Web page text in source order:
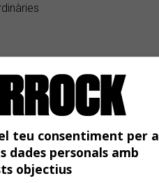
que la
grups
teu consentiment per a
dades personals amb
objectius